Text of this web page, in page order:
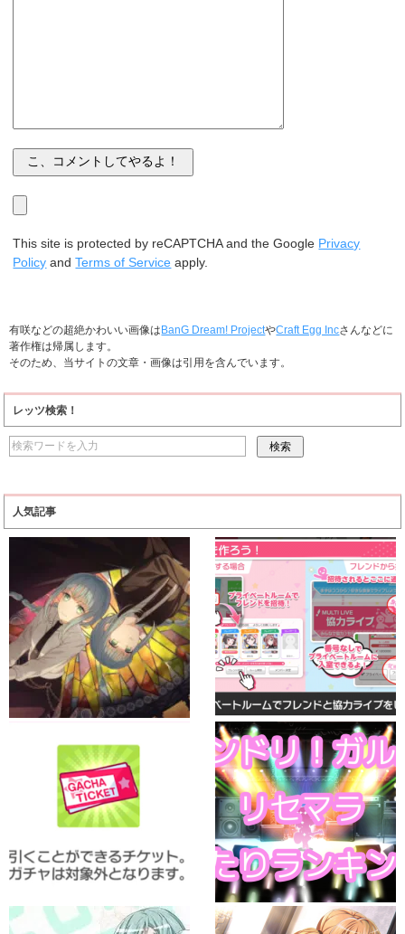
This site is protected by reCAPTCHA and the Google Privacy
Policy andTerms of Service apply.
有咲などの超絶かわいい画像はBanG Dream! ProjectやCraft Egg Incさんなどに
著作権は帰属します。
そのため、当サイトの文章・画像は引用を含んでいます。
レッツ検索！
人気記事